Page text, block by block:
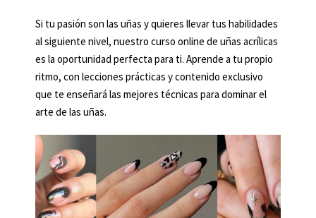
Si tu pasión son las uñas y quieres llevar tus habilidades
al siguiente nivel, nuestro curso online de uñas acrílicas
es la oportunidad perfecta para ti. Aprende a tu propio
ritmo, con lecciones prácticas y contenido exclusivo
que te enseñará las mejores técnicas para dominar el
arte de las uñas.